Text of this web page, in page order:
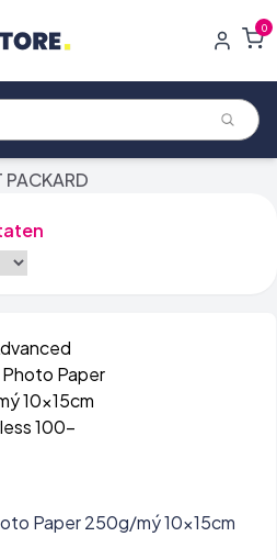
0
PACKARD
Paper 250g/mý 10x15cm